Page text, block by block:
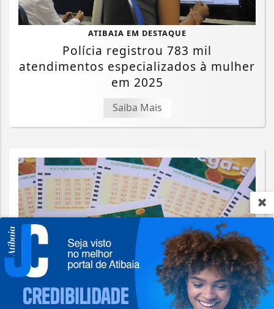
ATIBAIA EM DESTAQUE
Polícia registrou 783 mil
atendimentos especializados à mulher
em 2025
Saiba Mais
Termos de Uso e Privacidade
Esse site utiliza cookies para melhorar sua
experiência de navegação. Ao continuar o acesso,